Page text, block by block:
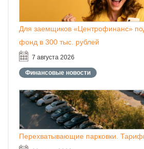
Для заемщиков «Центрофинанс»
фонд в 300 тыс. рублей
7 августа 2026
Финансовые новости
Перехватывающие парковки.